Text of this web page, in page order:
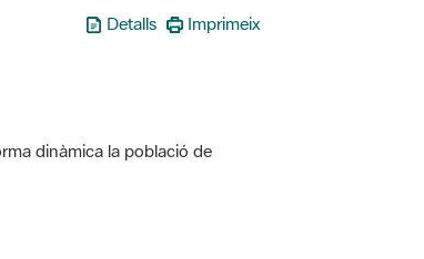
Detalls Imprimeix
dinàmica la població de